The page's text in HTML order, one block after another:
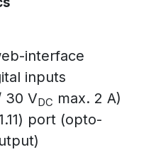
interface
inputs
30 VDC max. 2 A)
port (opto-